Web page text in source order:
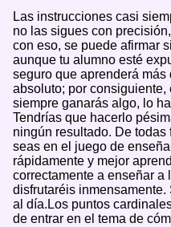
Las instrucciones casi
no las sigues con
con eso, se puede afirmar
aunque tu alumno esté
seguro que aprenderá
absoluto; por
siempre ganarás algo, lo
Tendrías que hacerlo
ningún resultado. De todas
seas en el juego de
rápidamente y mejor
correctamente a enseñar a
disfrutaréis
al día.Los puntos
de entrar en el tema de